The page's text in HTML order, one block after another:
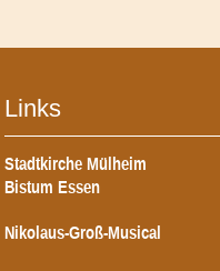
Links
Stadtkirche Mülheim
Bistum Essen
Nikolaus-Groß-Musical